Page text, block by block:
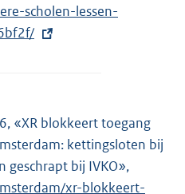
i
n
:
scholen-lessen-
«XR blokkeert toegang
kettingsloten bij
geschrapt bij IVKO»,
x
xr-blokkeert-